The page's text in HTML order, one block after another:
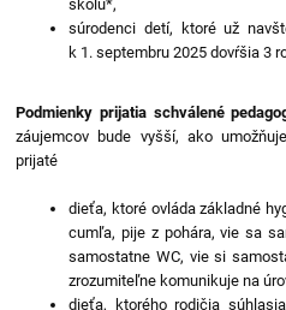
školu*,
súrodenci detí, ktoré už
k 1. septembru 2025 dovŕšia 3
Podmienky prijatia schválené
záujemcov bude vyšší, ako
prijaté
dieťa, ktoré ovláda základné
cumľa, pije z pohára, vie sa
samostatne WC, vie si
zrozumiteľne komunikuje na
dieťa, ktorého rodičia